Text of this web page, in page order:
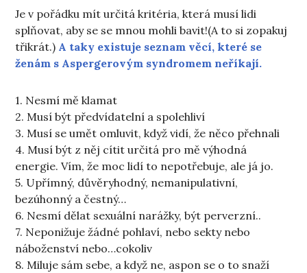
Je v pořádku mít určitá kritéria, která musí lidi
splňovat, aby se se mnou mohli bavit!(A to si zopakuj
třikrát.) A taky existuje seznam věcí, které se
ženám s Aspergerovým syndromem neříkají.
1. Nesmí mě klamat
2. Musí být předvídatelní a spolehliví
3. Musí se umět omluvit, když vidí, že něco přehnali
4. Musí být z něj cítit určitá pro mě výhodná
energie. Vím, že moc lidí to nepotřebuje, ale já jo.
5. Upřímný, důvěryhodný, nemanipulativní,
bezúhonný a čestný…
6. Nesmí dělat sexuální narážky, být perverzní..
7. Neponižuje žádné pohlaví, nebo sekty nebo
náboženství nebo…cokoliv
8. Miluje sám sebe, a když ne, aspon se o to snaží